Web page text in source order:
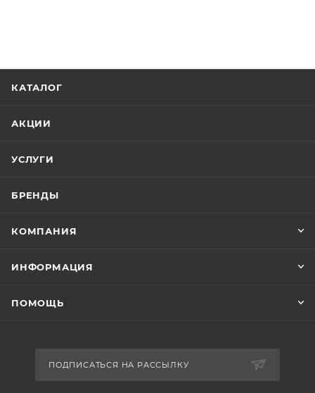
КАТАЛОГ
АКЦИИ
УСЛУГИ
БРЕНДЫ
КОМПАНИЯ
ИНФОРМАЦИЯ
ПОМОЩЬ
ПОДПИСАТЬСЯ НА РАССЫЛКУ